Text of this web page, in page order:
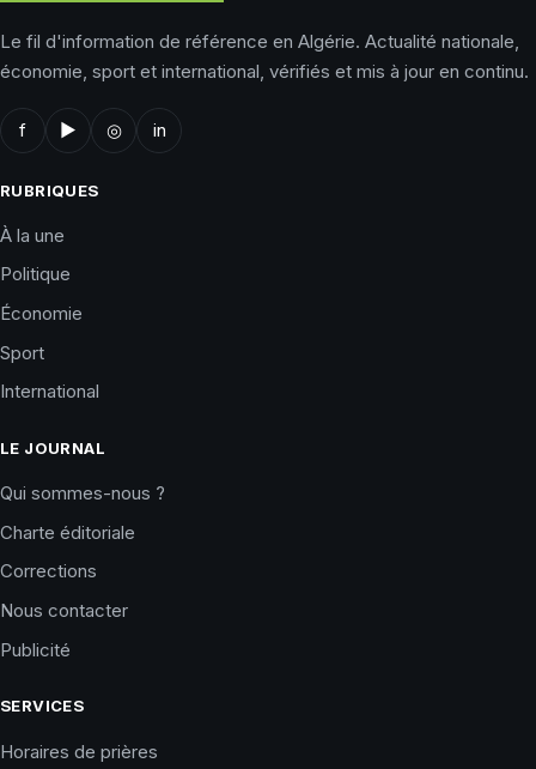
Le fil d'information de référence en Algérie. Actualité nationale,
économie, sport et international, vérifiés et mis à jour en continu.
f ▶ ◎ in
RUBRIQUES
À la une
Politique
Économie
Sport
International
LE JOURNAL
Qui sommes-nous ?
Charte éditoriale
Corrections
Nous contacter
Publicité
SERVICES
Horaires de prières